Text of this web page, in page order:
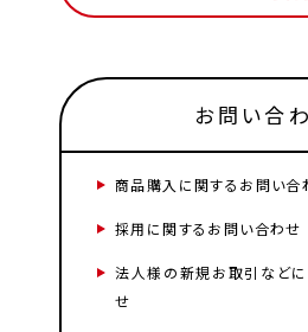
お問い合
商品購入に関するお問い合
採用に関するお問い合わせ
法人様の新規お取引など
せ